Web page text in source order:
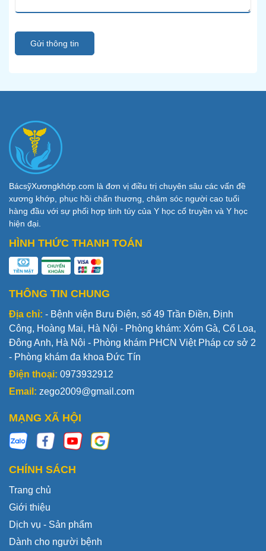
Gửi thông tin
BácsỹXươngkhớp.com là đơn vị điều trị chuyên sâu các vấn đề
xương khớp, phục hồi chấn thương, chăm sóc người cao tuổi
hàng đầu với sự phối hợp tinh túy của Y học cổ truyền và Y học
hiện đại.
HÌNH THỨC THANH TOÁN
THÔNG TIN CHUNG
Địa chỉ: - Bệnh viện Bưu Điện, số 49 Trần Điền, Định
Công, Hoàng Mai, Hà Nội - Phòng khám: Xóm Gà, Cổ Loa,
Đông Anh, Hà Nội - Phòng khám PHCN Việt Pháp cơ sở 2
- Phòng khám đa khoa Đức Tín
Điện thoại: 0973932912
Email: zego2009@gmail.com
MẠNG XÃ HỘI
CHÍNH SÁCH
Trang chủ
Giới thiệu
Dịch vụ - Sản phẩm
Dành cho người bệnh